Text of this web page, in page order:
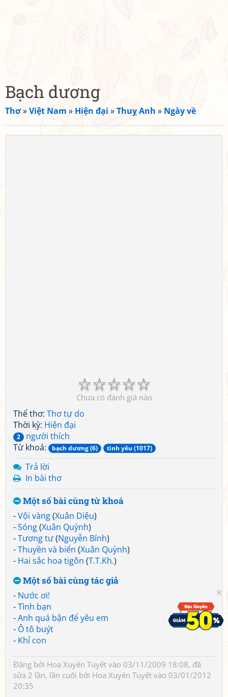
Bạch dương
Thơ»Việt Nam » Hiện đại »Thuỵ Anh » Ngày về
☆
☆
☆
☆
☆
Chưa có đánh giá nào
Thể thơ: Thơ tự do
Thời kỳ: Hiện đại
2
người thích
Từ khoá:
bạch dương (6) tình yêu (1017)
Trả lời
In bài thơ
Một số bài cùng từ khoá
-Vội vàng(Xuân Diệu)
-Sóng(Xuân Quỳnh)
-Tương tư(Nguyễn Bính)
-Thuyền và biển (Xuân Quỳnh)
- Hai sắc hoa tigôn (T.T.Kh.)
Một số bài cùng tác giả
- Nước ơi!
-Tình bạn
-Anh quá bận để yêu em
- Ô tô buýt
- Khỉ con
Đăng bởi Hoa Xuyên Tuyết vào 03/11/2009 18:08, đã
sửa 2 lần, lần cuối bởi Hoa Xuyên Tuyết vào 03/01/2012
20:35